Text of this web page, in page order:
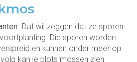
. Dat wil zeggen dat ze sporen
Die sporen worden
en kunnen onder meer op
kan je plots mossen zien